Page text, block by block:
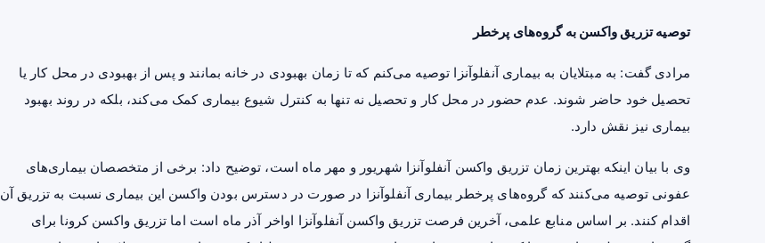
توصیه تزریق واکسن به گروه‌های پرخطر
مرادی گفت: به مبتلایان به بیماری آنفلوآنزا توصیه می‌کنم که تا زمان بهبودی در خانه بمانند و پس از بهبودی در محل کار یا
تحصیل خود حاضر شوند. عدم حضور در محل کار و تحصیل نه تنها به کنترل شیوع بیماری کمک می‌کند، بلکه در روند بهبود
بیماری نیز نقش دارد.
وی با بیان اینکه بهترین زمان تزریق واکسن آنفلوآنزا شهریور و مهر ماه است، توضیح داد: برخی از متخصصان بیماری‌های
عفونی توصیه می‌کنند که گروه‌های پرخطر بیماری آنفلوآنزا در صورت در دسترس بودن واکسن این بیماری نسبت به تزریق آن
اقدام کنند. بر اساس منابع علمی، آخرین فرصت تزریق واکسن آنفلوآنزا اواخر آذر ماه است اما تزریق واکسن کرونا برای